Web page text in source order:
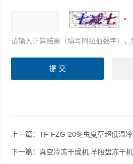
请输入计算结果（填写阿拉伯数字），
上一篇：TF-FZG-20冬虫夏草超低温
下一篇：真空冷冻干燥机 羊胎盘冻干机